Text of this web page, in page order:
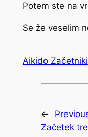
Potem ste na
Se že veselim
Aikido Začetniki
←
Začetek